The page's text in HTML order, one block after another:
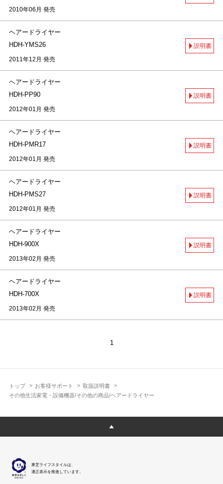
トップ お客様サポート
取扱説明書
その他生活家電・設備機器/その他の商品/ヘアードライヤー
2010年06月 発売
ヘアードライヤー
HDH-YMS26
2011年12月 発売
説明書
ヘアードライヤー
HDH-PP90
2012年01月 発売
説明書
ヘアードライヤー
HDH-PMR17
2012年01月 発売
説明書
ヘアードライヤー
HDH-PMS27
2012年01月 発売
説明書
ヘアードライヤー
HDH-900X
2013年02月 発売
説明書
ヘアードライヤー
HDH-700X
2013年02月 発売
説明書
1
東芝ライフスタイルは、
適正表示を推進しています。